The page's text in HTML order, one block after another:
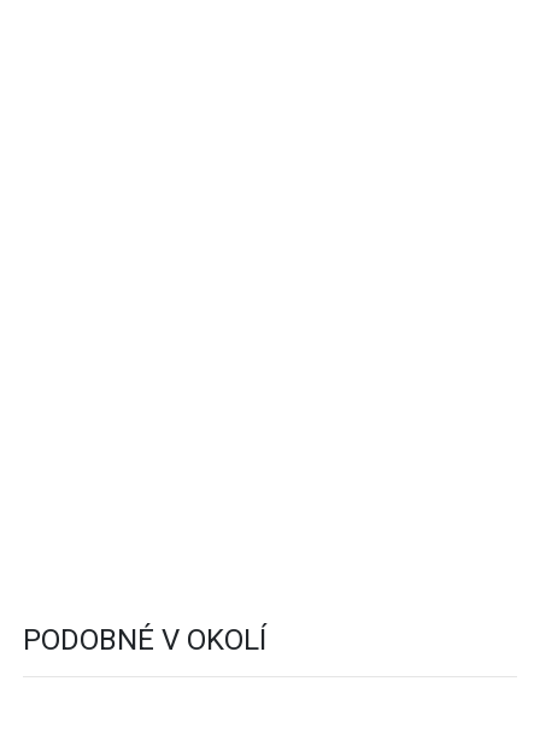
PODOBNÉ V OKOLÍ